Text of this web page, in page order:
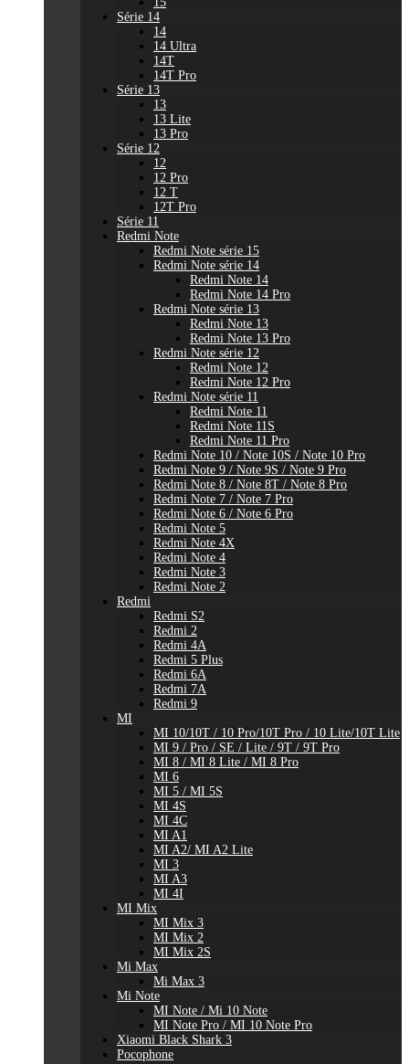
Série 14
14
14 Ultra
14T
14T Pro
Série 13
13
13 Lite
13 Pro
Série 12
12
12 Pro
12 T
12T Pro
Série 11
Redmi Note
Redmi Note série 15
Redmi Note série 14
Redmi Note 14
Redmi Note 14 Pro
Redmi Note série 13
Redmi Note 13
Redmi Note 13 Pro
Redmi Note série 12
Redmi Note 12
Redmi Note 12 Pro
Redmi Note série 11
Redmi Note 11
Redmi Note 11S
Redmi Note 11 Pro
Redmi Note 10 / Note 10S / Note 10 Pro
Redmi Note 9 / Note 9S / Note 9 Pro
Redmi Note 8 / Note 8T / Note 8 Pro
Redmi Note 7 / Note 7 Pro
Redmi Note 6 / Note 6 Pro
Redmi Note 5
Redmi Note 4X
Redmi Note 4
Redmi Note 3
Redmi Note 2
Redmi
Redmi S2
Redmi 2
Redmi 4A
Redmi 5 Plus
Redmi 6A
Redmi 7A
Redmi 9
MI
MI 10/10T / 10 Pro/10T Pro / 10 Lite/10T Lite
MI 9 / Pro / SE / Lite / 9T / 9T Pro
MI 8 / MI 8 Lite / MI 8 Pro
MI 6
MI 5 / MI 5S
MI 4S
MI 4C
MI A1
MI A2/ MI A2 Lite
MI 3
MI A3
MI 4I
MI Mix
MI Mix 3
MI Mix 2
MI Mix 2S
Mi Max
Mi Max 3
Mi Note
MI Note / Mi 10 Note
MI Note Pro / MI 10 Note Pro
Xiaomi Black Shark 3
Pocophone